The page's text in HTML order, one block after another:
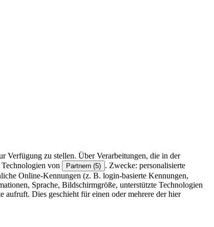
Verfügung zu stellen. Über Verarbeitungen, die in der
von Partnern (5) . Zwecke: personalisierte
Online-Kennungen (z. B. login-basierte Kennungen,
Sprache, Bildschirmgröße, unterstützte Technologien
aufruft. Dies geschieht für einen oder mehrere der hier